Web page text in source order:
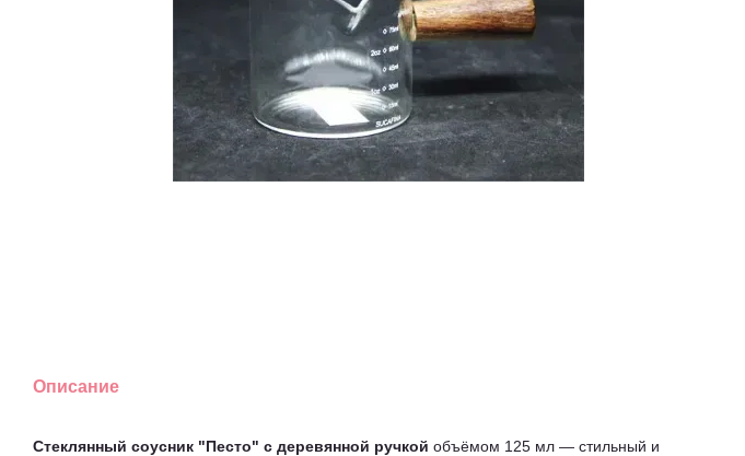
Описание
Стеклянный соусник "Песто" с деревянной ручкой объёмом 125 мл — стильный и